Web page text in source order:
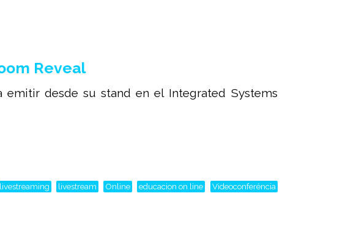
Reveal
emitir desde su stand en el Integrated Systems
livestreaming livestream Online educacion on line Videoconferéncia